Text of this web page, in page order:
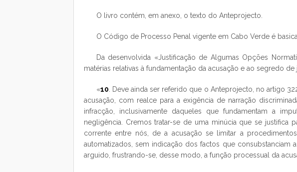
O livro contém, em anexo, o texto do Anteprojecto.
O Código de Processo Penal vigente em Cabo Verde é
Da desenvolvida «Justificação de Algumas Opções
matérias relativas à fundamentação da acusação e ao segredo de
«10 . Deve ainda ser referido que o Anteprojecto, no artigo
acusação, com realce para a exigência de narração
infracção, inclusivamente daqueles que fundamentam a
negligência. Cremos tratar-se de uma minúcia que se justifica
corrente entre nós, de a acusação se limitar a
automatizados, sem indicação dos factos que consubstanciam
arguido, frustrando-se, desse modo, a função processual da